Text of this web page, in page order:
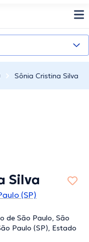
Sônia Cristina Silva
Silva
(SP)
de São Paulo, São
Paulo (SP), Estado